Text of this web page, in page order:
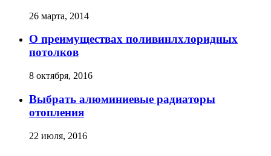
26 марта, 2014
О преимуществах поливинлхлоридных
потолков
8 октября, 2016
Выбрать алюминиевые радиаторы
отопления
22 июля, 2016